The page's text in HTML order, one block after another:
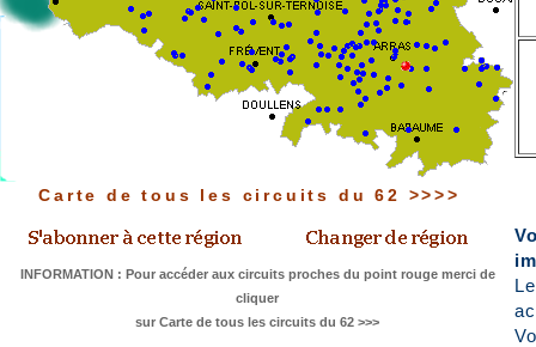
Carte de tous les circuits du 62 >>>>
INFORMATION : Pour accéder aux circuits proches du point rouge merci de
cliquer
sur Carte de tous les circuits du 62 >>>